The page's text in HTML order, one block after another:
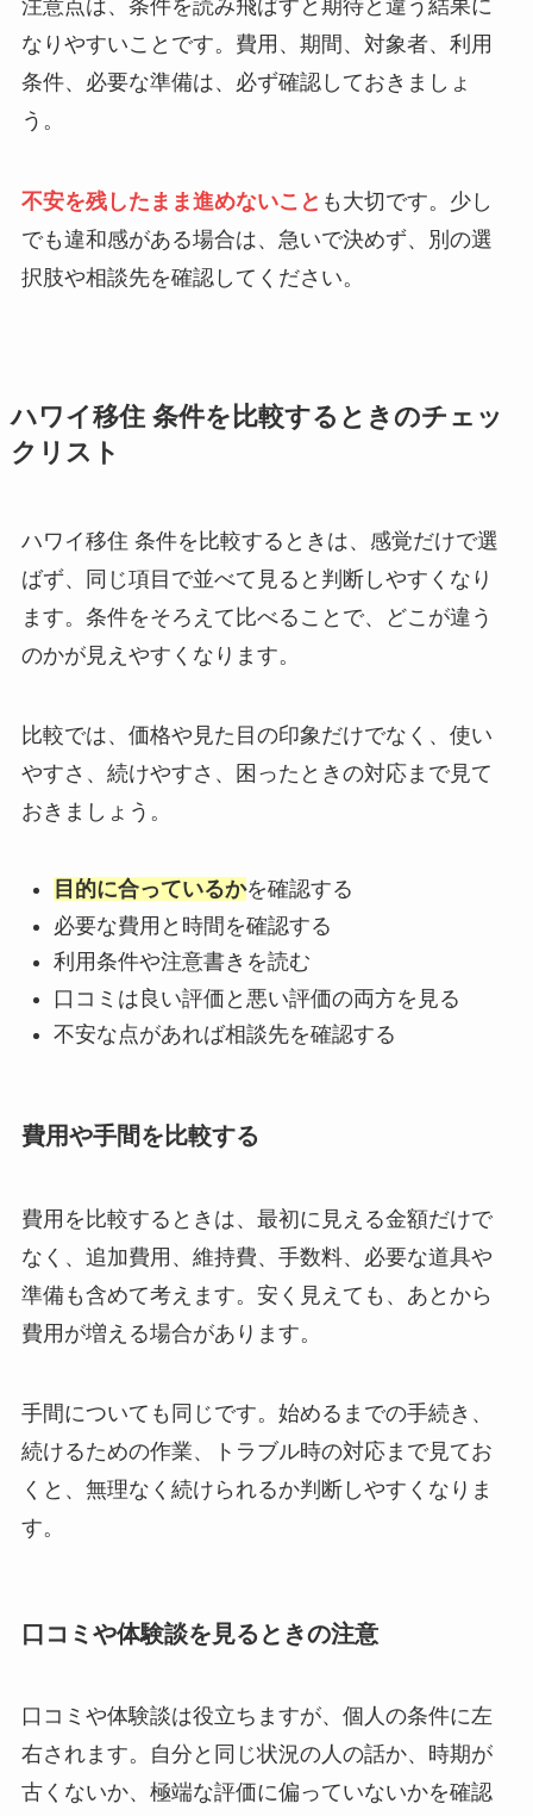
注意点は、条件を読み飛ばすと期待と違う結果に
なりやすいことです。費用、期間、対象者、利用
条件、必要な準備は、必ず確認しておきましょ
う。
不安を残したまま進めないこと も大切です。少し
でも違和感がある場合は、急いで決めず、別の選
択肢や相談先を確認してください。
ハワイ移住 条件を比較するときのチェッ
クリスト
ハワイ移住 条件を比較するときは、感覚だけで選
ばず、同じ項目で並べて見ると判断しやすくなり
ます。条件をそろえて比べることで、どこが違う
のかが見えやすくなります。
比較では、価格や見た目の印象だけでなく、使い
やすさ、続けやすさ、困ったときの対応まで見て
おきましょう。
目的に合っているかを確認する
必要な費用と時間を確認する
利用条件や注意書きを読む
口コミは良い評価と悪い評価の両方を見る
不安な点があれば相談先を確認する
費用や手間を比較する
費用を比較するときは、最初に見える金額だけで
なく、追加費用、維持費、手数料、必要な道具や
準備も含めて考えます。安く見えても、あとから
費用が増える場合があります。
手間についても同じです。始めるまでの手続き、
続けるための作業、トラブル時の対応まで見てお
くと、無理なく続けられるか判断しやすくなりま
す。
口コミや体験談を見るときの注意
口コミや体験談は役立ちますが、個人の条件に左
右されます。自分と同じ状況の人の話か、時期が
古くないか、極端な評価に偏っていないかを確認